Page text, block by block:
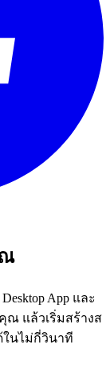
App และ
คุณ แล้วเริ่มสร้างส
ในไม่กี่วินาที